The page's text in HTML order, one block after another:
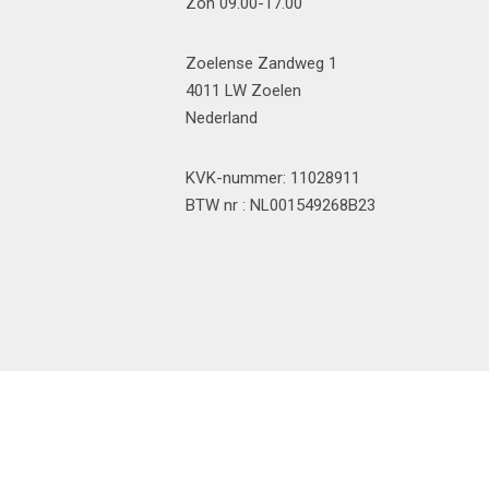
Zoelense Zandweg 1
4011 LW Zoelen
Nederland
KVK-nummer: 11028911
BTW nr : NL001549268B23